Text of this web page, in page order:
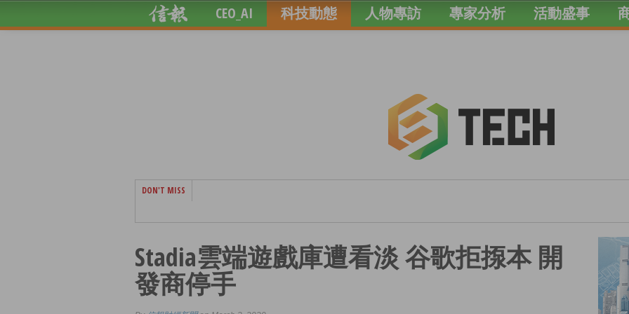
CEO_AI 科技動態 人物專訪 專家分析 活動盛事
DON'T MISS
Stadia雲端遊戲庫遭看淡 谷歌拒揼本 開
發商停手